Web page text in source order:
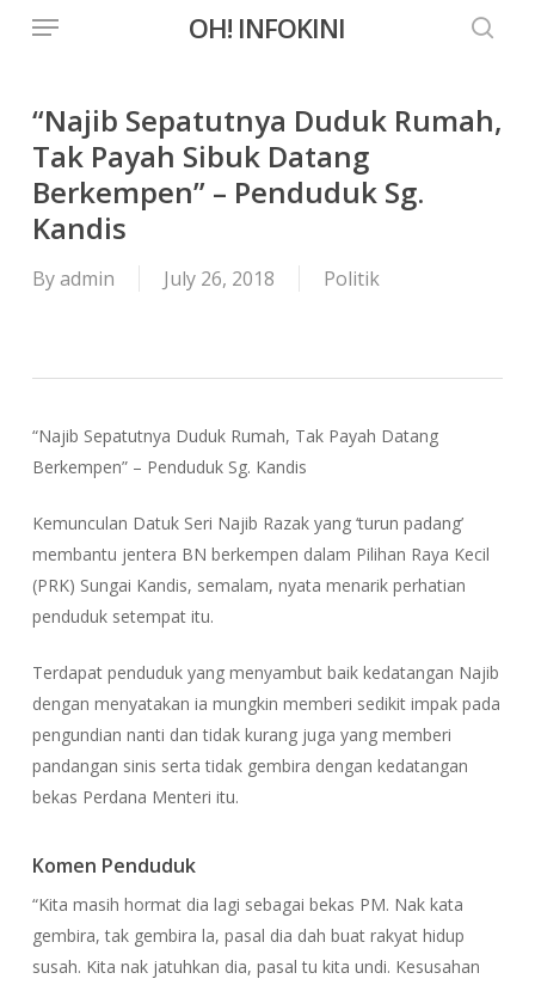
content
OH! INFOKINI
Menu
“Najib Sepatutnya Duduk Rumah,
Tak Payah Sibuk Datang
Berkempen” – Penduduk Sg.
Kandis
Byadmin July 26, 2018 Politik
“Najib Sepatutnya Duduk Rumah, Tak Payah Datang
Berkempen” – Penduduk Sg. Kandis
Kemunculan Datuk Seri Najib Razak yang ‘turun padang’
membantu jentera BN berkempen dalam Pilihan Raya Kecil
(PRK) Sungai Kandis, semalam, nyata menarik perhatian
penduduk setempat itu.
Terdapat penduduk yang menyambut baik kedatangan Najib
dengan menyatakan ia mungkin memberi sedikit impak pada
pengundian nanti dan tidak kurang juga yang memberi
pandangan sinis serta tidak gembira dengan kedatangan
bekas Perdana Menteri itu.
Komen Penduduk
“Kita masih hormat dia lagi sebagai bekas PM. Nak kata
gembira, tak gembira la, pasal dia dah buat rakyat hidup
susah. Kita nak jatuhkan dia, pasal tu kita undi. Kesusahan